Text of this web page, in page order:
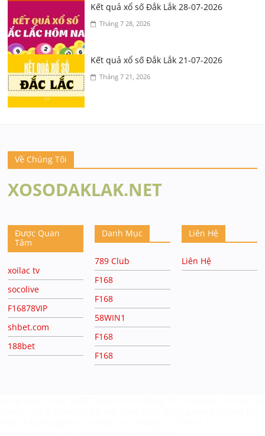
Kết quả xổ số Đắk Lắk 28-07-2026
Tháng 7 28, 2026
Kết quả xổ số Đắk Lắk 21-07-2026
Tháng 7 21, 2026
Về Chúng Tôi
XOSODAKLAK.NET
Được Quan
Tâm
xoilac tv
socolive
F16878VIP
shbet.com
188bet
Danh Mục
789 Club
F168
F168
58WIN1
F168
F168
Liên Hệ
Liên Hệ